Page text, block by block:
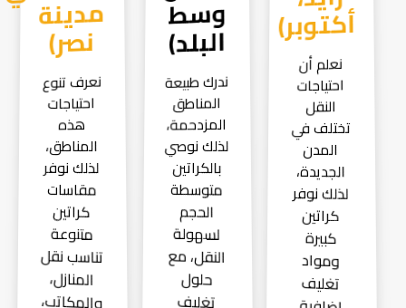
أكتوبر)
نعلم أن
احتياجات
النقل
تختلف في
المدن
الجديدة،
لذلك نوفر
كراتين
كبيرة
ومواد
تغليف
البلد)
ندرك طبيعة
المناطق
المزدحمة،
لذلك نوصي
بالكراتين
متوسطة
الحجم
لسهولة
النقل، مع
حلول
نصر)
نعرف تنوع
احتياجات
هذه
المناطق،
لذلك نوفر
مقاسات
كراتين
متنوعة
تناسب نقل
المنازل،